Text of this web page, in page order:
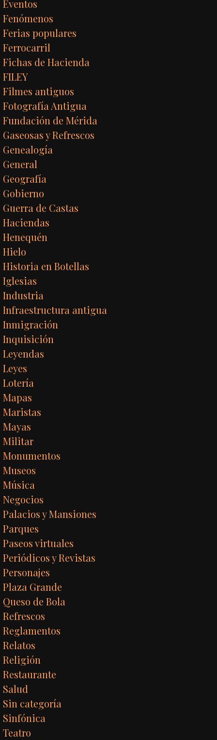
Eventos
Fenómenos
Ferias populares
Ferrocarril
Fichas de Hacienda
FILEY
Filmes antiguos
Fotografía Antigua
Fundación de Mérida
Gaseosas y Refrescos
Genealogía
General
Geografía
Gobierno
Guerra de Castas
Haciendas
Henequén
Hielo
Historia en Botellas
Iglesias
Industria
Infraestructura antigua
Inmigración
Inquisición
Leyendas
Leyes
Lotería
Mapas
Maristas
Mayas
Militar
Monumentos
Museos
Música
Negocios
Palacios y Mansiones
Parques
Paseos virtuales
Periódicos y Revistas
Personajes
Plaza Grande
Queso de Bola
Refrescos
Reglamentos
Relatos
Religión
Restaurante
Salud
Sin categoría
Sinfónica
Teatro